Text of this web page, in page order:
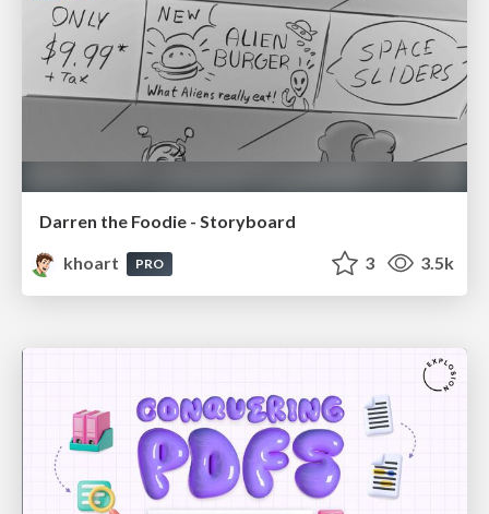
Darren the Foodie - Storyboard
khoart
PRO 3 3.5k